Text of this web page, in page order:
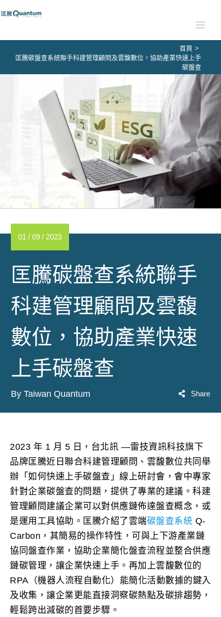
to
首頁 >
匡騰碳盤查系統聯手科建管理顧問及雲馥數位，協助產業快速上手
碳盤查
01 / 09 / 2023
匡騰碳盤查系統聯手
科建管理顧問及雲馥
數位，協助產業快速
上手碳盤查
By Taiwan Quantum Share
2023 年 1 月 5 日，台北訊 —雷技資訊科技旗下
品牌匡騰近日聯合科建管理顧問、雲馥數位共同舉
辦「如何快速上手碳盤查」線上研討會，會中專家
針對企業碳盤查的問題，提供了專業的建議。科建
管理顧問建議企業可以對供應鏈佈達盤查概念，或
是運用工具協助。匡騰介紹了雲端碳盤查系統 Q-
Carbon，其簡易的操作特性，可與上下游產業鏈
協同盤查作業，協助企業簡化盤查流程並整合供應
鏈碳管理，讓企業快速上手。再加上雲馥數位的
RPA（機器人流程自動化）能簡化活動數據的鍵入
及收集，讓企業更能直接洞察碳熱點及碳排趨勢，
輕鬆跨出減碳的首要步驟。